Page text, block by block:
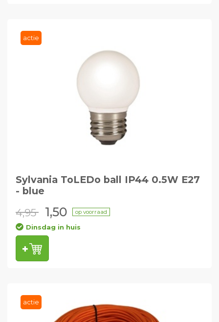
actie
Sylvania ToLEDo ball IP44 0.5W E27
- blue
4,95 1,50 op voorraad
Dinsdag in huis
actie